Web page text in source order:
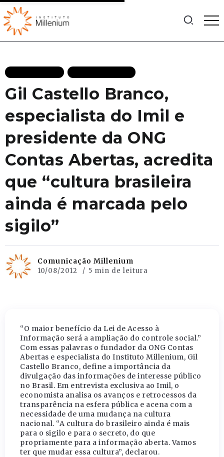
Gil Castello Branco,
especialista do Imil e
presidente da ONG
Contas Abertas, acredita
que “cultura brasileira
ainda é marcada pelo
sigilo”
Comunicação Millenium
10/08/2012 5 min de leitura
“O maior benefício da Lei de Acesso à
Informação será a ampliação do controle social.”
Com essas palavras o fundador da ONG Contas
Abertas e especialista do Instituto Millenium, Gil
Castello Branco, define a importância da
divulgação das informações de interesse público
no Brasil. Em entrevista exclusiva ao Imil, o
economista analisa os avanços e retrocessos da
transparência na esfera pública e acena com a
necessidade de uma mudança na cultura
nacional. “A cultura do brasileiro ainda é mais
para o sigilo e para o secreto, do que
propriamente para a informação aberta. Vamos
ter que mudar essa cultura”, declarou.